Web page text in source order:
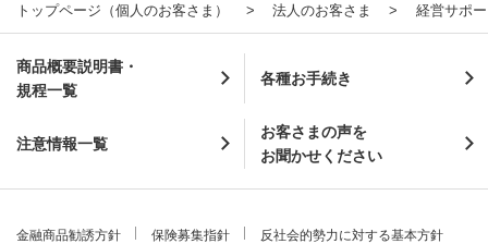
トップページ（個人のお客さま） 法人のお客さま 経営サポ
商品概要説明書・
規程一覧
各種お手続き
注意情報一覧
お客さまの声を
お聞かせください
金融商品勧誘方針 保険募集指針 反社会的勢力に対する基本方針